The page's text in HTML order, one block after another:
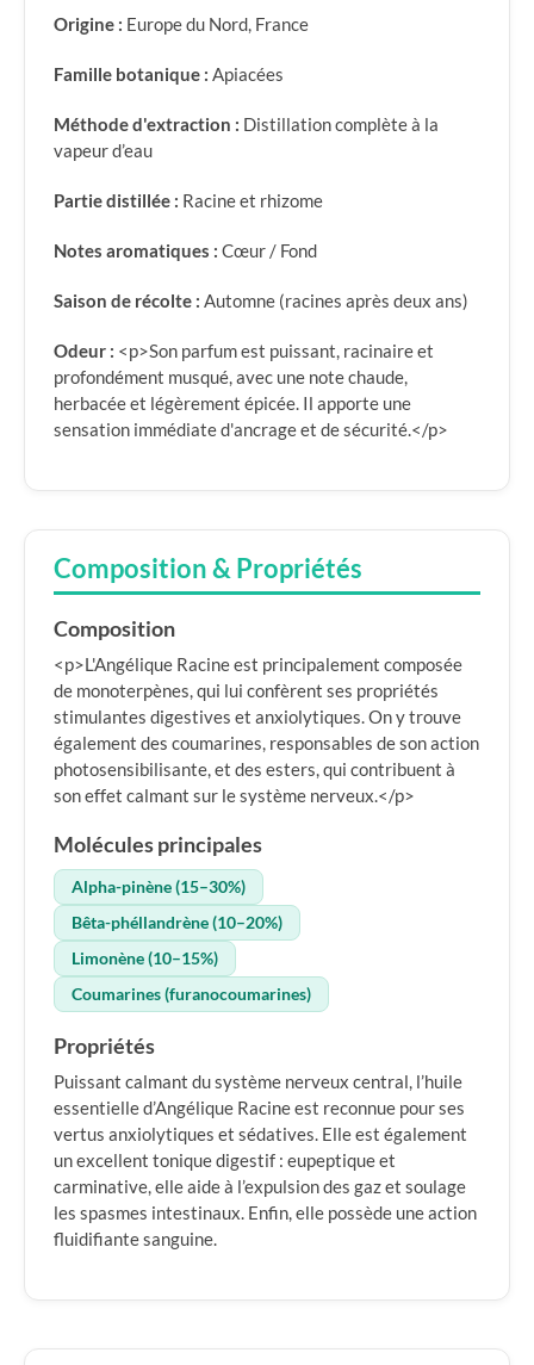
Origine : Europe du Nord, France
Famille botanique : Apiacées
Méthode d'extraction : Distillation complète à la
vapeur d’eau
Partie distillée : Racine et rhizome
Notes aromatiques : Cœur / Fond
Saison de récolte : Automne (racines après deux ans)
Odeur : <p>Son parfum est puissant, racinaire et
profondément musqué, avec une note chaude,
herbacée et légèrement épicée. Il apporte une
sensation immédiate d'ancrage et de sécurité.</p>
Composition & Propriétés
Composition
<p>L'Angélique Racine est principalement composée
de monoterpènes, qui lui confèrent ses propriétés
stimulantes digestives et anxiolytiques. On y trouve
également des coumarines, responsables de son action
photosensibilisante, et des esters, qui contribuent à
son effet calmant sur le système nerveux.</p>
Molécules principales
Alpha-pinène (15–30%)
Bêta-phéllandrène (10–20%)
Limonène (10–15%)
Coumarines (furanocoumarines)
Propriétés
Puissant calmant du système nerveux central, l’huile
essentielle d’Angélique Racine est reconnue pour ses
vertus anxiolytiques et sédatives. Elle est également
un excellent tonique digestif : eupeptique et
carminative, elle aide à l’expulsion des gaz et soulage
les spasmes intestinaux. Enfin, elle possède une action
fluidifiante sanguine.